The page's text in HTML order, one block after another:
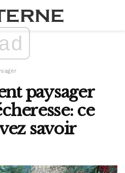
ad
paysager
ce
savoir